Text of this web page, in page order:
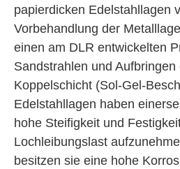
papierdicken Edelstahllagen
Vorbehandlung der
einen am DLR entwickelten
Sandstrahlen und
Koppelschicht (Sol-Gel-
Edelstahllagen haben
hohe Steifigkeit und
Lochleibungslast
besitzen sie eine hohe